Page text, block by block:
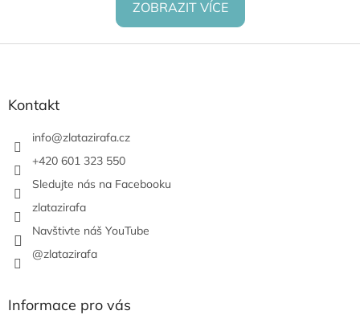
ZOBRAZIT VÍCE
Z
Kontakt
info@zlatazirafa.cz
+420 601 323 550
Sledujte nás na Facebooku
zlatazirafa
Navštivte náš YouTube
@zlatazirafa
Informace pro vás